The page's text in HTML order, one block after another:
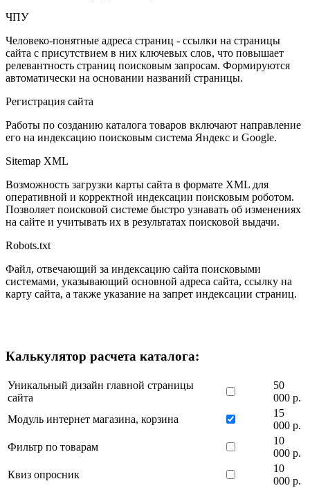
ЧПУ
Человеко-понятные адреса страниц - ссылки на страницы
сайта с присутствием в них ключевых слов, что повышает
релевантность страниц поисковым запросам. Формируются
автоматически на основании названий страницы.
Регистрация сайта
Работы по созданию каталога товаров включают направление
его на индексацию поисковым система Яндекс и Google.
Sitemap XML
Возможность загрузки карты сайта в формате XML для
оперативной и корректной индексации поисковым роботом.
Позволяет поисковой системе быстро узнавать об изменениях
на сайте и учитывать их в результатах поисковой выдачи.
Robots.txt
Файл, отвечающий за индексацию сайта поисковыми
системами, указывающий основной адреса сайта, ссылку на
карту сайта, а также указание на запрет индексации страниц.
Калькулятор расчета каталога:
Уникальный дизайн главной страницы
сайта
50
000 р.
Модуль интернет магазина, корзина
15
000 р.
Фильтр по товарам
10
000 р.
Квиз опросник
10
000 р.